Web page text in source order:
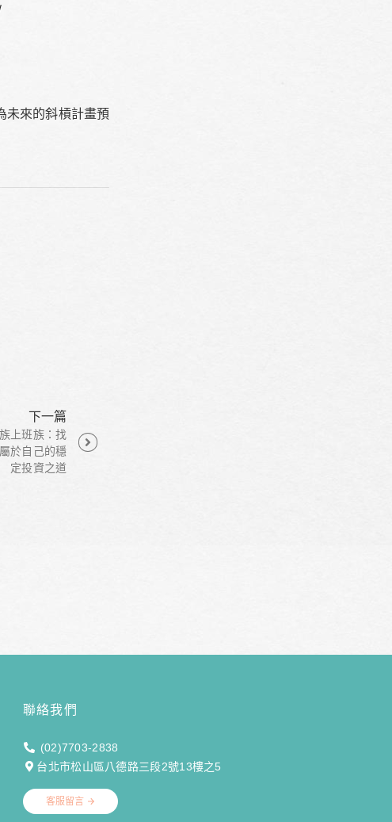
未來的斜槓計畫預
下一篇
上班族：找
於自己的穩
定投資之道
聯絡我們
(02)7703-2838
台北市松山區八德路三段2號13樓之5
客服留言